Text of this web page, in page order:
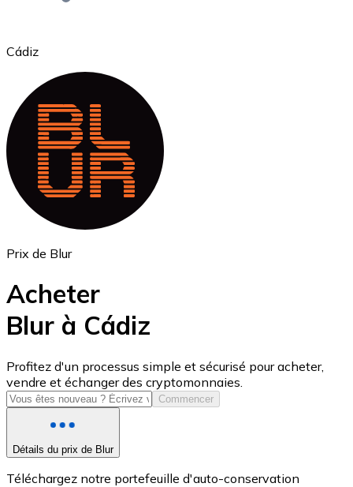
Ethereum
ETH
USD Coin
USDC
Cádiz
Prix de Blur
Acheter
Blur à Cádiz
Profitez d'un processus simple et sécurisé pour acheter,
vendre et échanger des cryptomonnaies.
Commencer
Détails du prix de Blur
Téléchargez notre portefeuille d'auto-conservation